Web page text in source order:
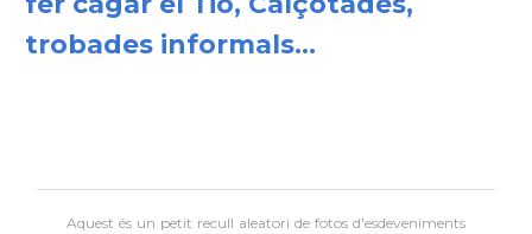
Consolat Consolat general a Chicago
trobades informals...
Aquest és un petit recull aleatori defotos d'esdeveniments